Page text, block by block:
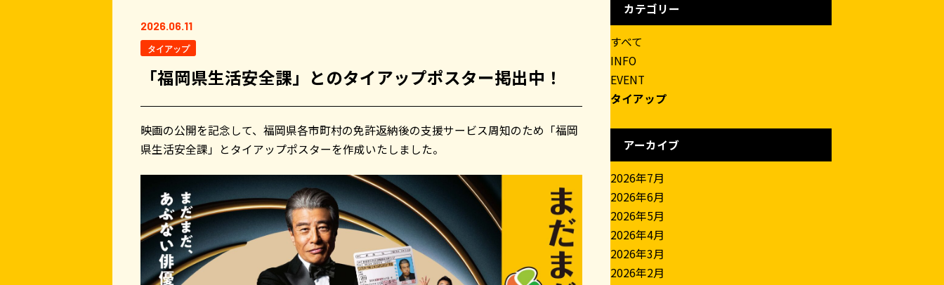
2026.06.11
タイアップ
「福岡県生活安全課」とのタイアップポスター掲出中！
映画の公開を記念して、福岡県各市町村の免許返納後の支援サービス周知のため「福岡
県生活安全課」とタイアップポスターを作成いたしました。
カテゴリー
すべて
INFO
EVENT
タイアップ
アーカイブ
2026年7月
2026年6月
2026年5月
2026年4月
2026年3月
2026年2月